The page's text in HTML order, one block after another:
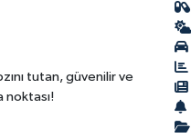
tutan, güvenilir ve
noktası!